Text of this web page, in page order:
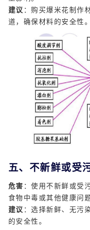
建议 ：购买爆米花制作
道，确保材料的安全性。
五、不新鲜或受
危害 ：使用不新鲜或受
食物中毒或其他健康问题
建议 ：选择新鲜、无污
的安全性。